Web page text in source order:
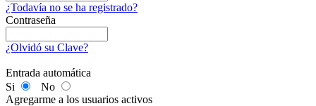
¿Todavía no se ha registrado?
Contraseña
¿Olvidó su Clave?
Entrada automática
Si
No
Agregarme a los usuarios activos